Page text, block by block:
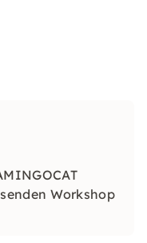
Workshop